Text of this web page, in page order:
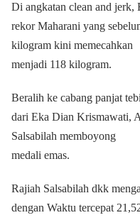
Di angkatan clean and jerk,
rekor Maharani yang
kilogram kini memecahkan
menjadi 118 kilogram.
Beralih ke cabang panjat
dari Eka Dian Krismawati,
Salsabilah memboyong
medali emas.
Rajiah Salsabilah dkk
dengan Waktu tercepat